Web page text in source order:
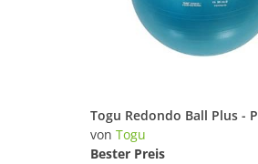
von Togu
Bester Preis